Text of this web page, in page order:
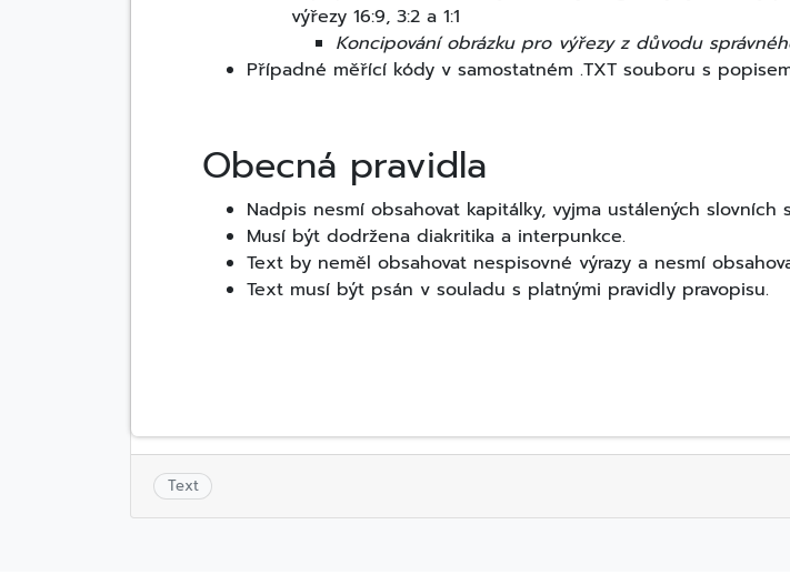
výřezy 16:9, 3:2 a 1:1
Koncipování obrázku pro výřezy z důvodu
Případné měřící kódy v samostatném .TXT souboru s
Obecná pravidla
Nadpis nesmí obsahovat kapitálky, vyjma ustálených slovních
Musí být dodržena diakritika a interpunkce.
Text by neměl obsahovat nespisovné výrazy a nesmí
Text musí být psán v souladu s platnými pravidly pravopisu.
Text